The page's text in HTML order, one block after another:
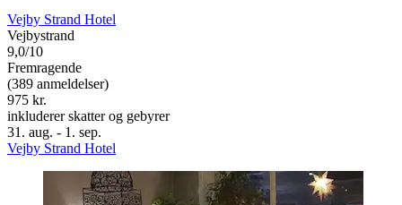
Vejby Strand Hotel
Vejbystrand
9,0/10
Fremragende
(389 anmeldelser)
975 kr.
inkluderer skatter og gebyrer
31. aug. - 1. sep.
Vejby Strand Hotel